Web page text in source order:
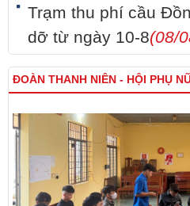
Trạm thu phí cầu
dỡ từ ngày 10-8(08/
ĐOÀN THANH NIÊN - HỘI PHỤ